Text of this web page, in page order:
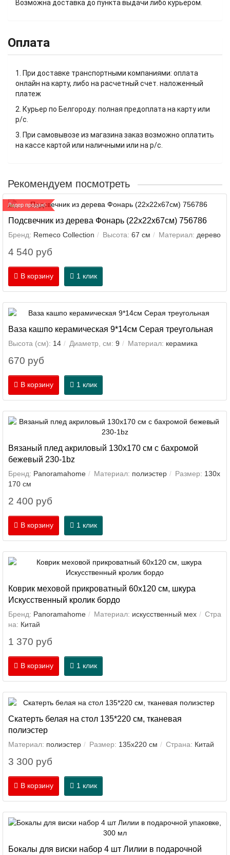
Возможна доставка до пункта выдачи либо курьером.
Оплата
1. При доставке транспортными компаниями: оплата
онлайн на карту, либо на расчетный счет. наложенный
платеж
2. Курьер по Белгороду: полная предоплата на карту или
р/с.
3. При самовывозе из магазина заказ возможно оплатить
на кассе картой или наличными или на р/с.
Рекомендуем посмотреть
Лидер продаж!
Подсвечник из дерева Фонарь (22х22х67см) 756786
Бренд: Remeco Collection Высота: 67 см Материал: дерево
4 540 руб
В корзину 1 клик
Ваза кашпо керамическая 9*14см Серая треугольная
Высота (см): 14 Диаметр, см: 9 Материал: керамика
670 руб
В корзину 1 клик
Вязаный плед акриловый 130х170 см с бахромой
бежевый 230-1bz
Бренд: Panoramahome Материал: полиэстер Размер: 130х
170 см
2 400 руб
В корзину 1 клик
Коврик меховой прикроватный 60х120 см, шкура
Искусственный кролик бордо
Бренд: Panoramahome Материал: искусственный мех
Стра
на: Китай
1 370 руб
В корзину 1 клик
Скатерть белая на стол 135*220 см, тканевая
полиэстер
Материал: полиэстер Размер: 135х220 см Страна: Китай
3 300 руб
В корзину 1 клик
Бокалы для виски набор 4 шт Лилии в подарочной